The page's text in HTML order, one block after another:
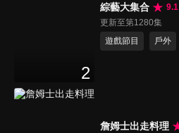
2
綜藝大集合
9.1
更新至第1280集
遊戲節目
戶外
詹姆士出走料理